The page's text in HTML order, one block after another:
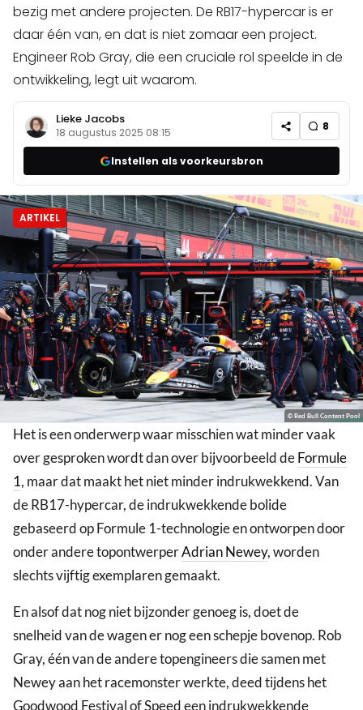
bezig met andere projecten. De RB17-hypercar is er
daar één van, en dat is niet zomaar een project.
Engineer Rob Gray, die een cruciale rol speelde in de
ontwikkeling, legt uit waarom.
Lieke Jacobs
18 augustus 2025 08:15 8
Instellen als voorkeursbron
ARTIKEL
© Red Bull Content Pool
Het is een onderwerp waar misschien wat minder vaak
over gesproken wordt dan over bijvoorbeeld deFormule
1, maar dat maakt het niet minder indrukwekkend. Van
de RB17-hypercar, de indrukwekkende bolide
gebaseerd op Formule 1-technologie en ontworpen door
onder andere topontwerperAdrian Newey, worden
slechts vijftig exemplaren gemaakt.
En alsof dat nog niet bijzonder genoeg is, doet de
snelheid van de wagen er nog een schepje bovenop. Rob
Gray, één van de andere topengineers die samen met
Newey aan het racemonster werkte, deed tijdens het
Goodwood Festival of Speed een indrukwekkende